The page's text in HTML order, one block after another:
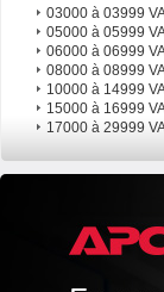
03000 à 03999
05000 à 05999
06000 à 06999
08000 à 08999
10000 à 14999
15000 à 16999
17000 à 29999